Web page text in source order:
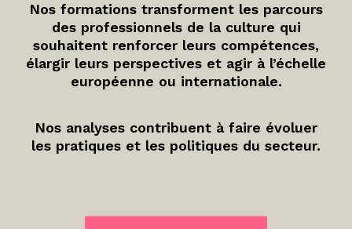
Nos formations transforment les parcours
des professionnels de la culture qui
souhaitent renforcer leurs compétences,
élargir leurs perspectives et agir à l’échelle
européenne ou internationale.
Nos analyses contribuent à faire évoluer
les pratiques et les politiques du secteur.